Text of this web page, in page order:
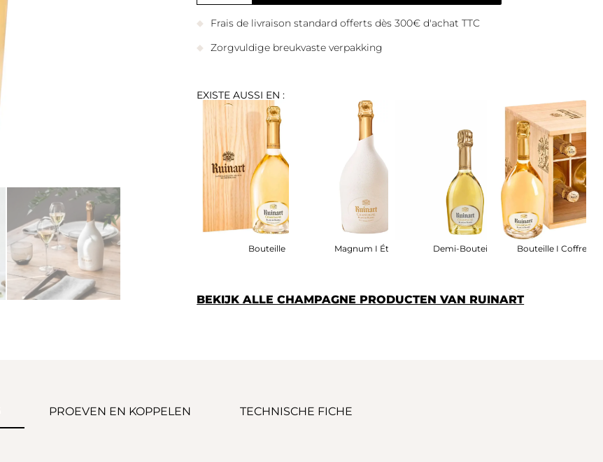
Frais de livraison standard offerts dès 300€ d'achat TTC
Zorgvuldige breukvaste verpakking
EXISTE AUSSI EN :
Bouteille Magnum I Étui Demi-Bouteille Bouteille I Coffret
BEKIJK ALLE CHAMPAGNE PRODUCTEN VAN RUINART
PROEVEN EN KOPPELEN TECHNISCHE FICHE